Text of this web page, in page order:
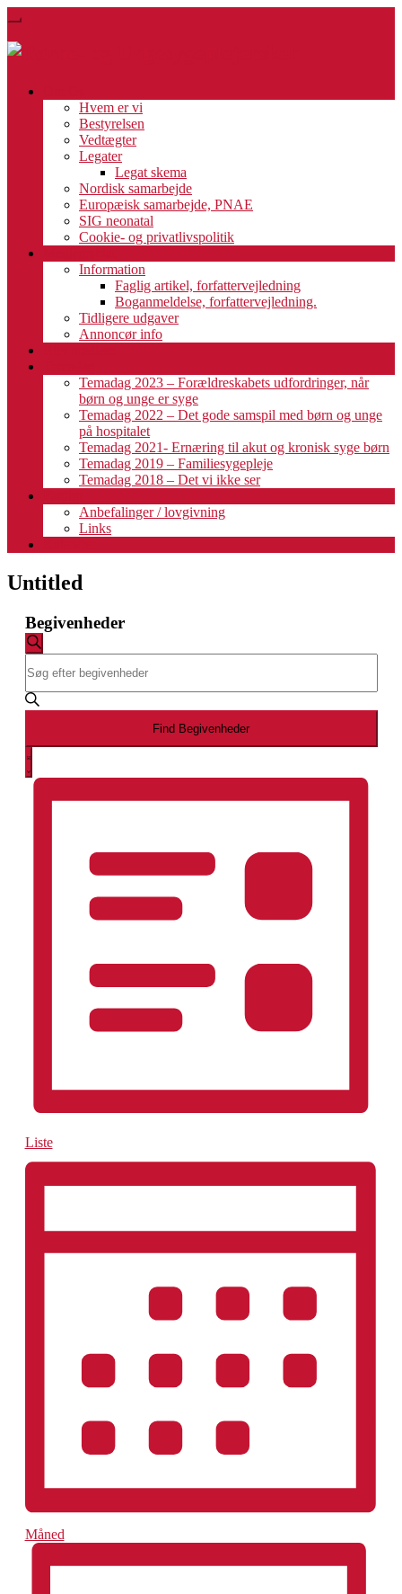
Skip
main
Toggle
navigation
Hvem er vi
Bestyrelsen
Vedtægter
Legater
Legat skema
Nordisk samarbejde
Europæisk samarbejde, PNAE
SIG neonatal
Cookie- og privatlivspolitik
Information
Faglig artikel, forfattervejledning
Boganmeldelse, forfattervejledning.
Tidligere udgaver
Annoncør info
Temadag 2023 – Forældreskabets udfordringer, når
børn og unge er syge
Temadag 2022 – Det gode samspil med børn og unge
på hospitalet
Temadag 2021- Ernæring til akut og kronisk syge børn
Temadag 2019 – Familiesygepleje
Temadag 2018 – Det vi ikke ser
Anbefalinger / lovgivning
Links
Untitled
Begivenheder
Begivenheder
Søgning
og
visninger
Navigation
Søg
efter
begivenheder
nøgleord.
Søg
efter
nøgleord.
Find Begivenheder
Begivenhed
Visninger
Liste
Liste
Måned